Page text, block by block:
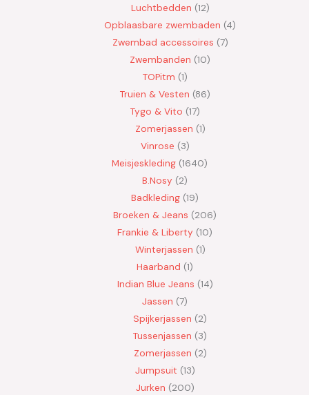
Luchtbedden 12
Opblaasbare zwembaden 4
Zwembad accessoires 7
Zwembanden 10
TOPitm 1
Truien & Vesten 86
Tygo & Vito 17
Zomerjassen 1
Vinrose 3
Meisjeskleding 1640
B.Nosy
2
Badkleding 19
Broeken & Jeans
206
Frankie & Liberty 10
Winterjassen 1
Haarband 1
Indian Blue Jeans 14
Jassen 7
Spijkerjassen
2
Tussenjassen
3
Zomerjassen 2
Jumpsuit 13
Jurken 200